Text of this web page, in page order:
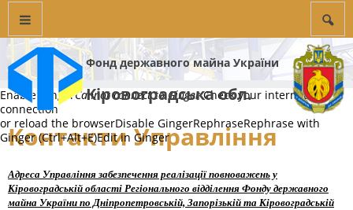
Фонд державного майна України
Кіровоградська обл.
Контакти Управління
Адреса Управліннязабезпечення реалізації повноважень у
Кіровоградській області Регіонального відділення Фонду державного
майна України по Дніпропетровській, Запорізькій та Кіровоградській
Enable GingerCannot connect to GingerCheck your internet
connection
or reload the browserDisable GingerRephraseRephrase with
Ginger (Ctrl+Alt+E)Edit in Ginger